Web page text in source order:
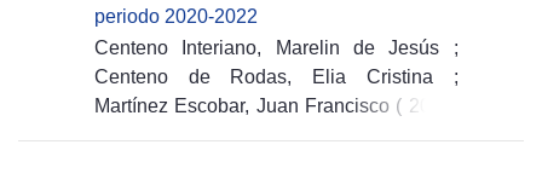
periodo 2020-2022
Centeno Interiano, Marelin de Jesús
;
Centeno de Rodas, Elia Cristina
;
Martínez Escobar, Juan Francisco ( 2022-